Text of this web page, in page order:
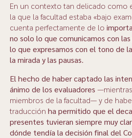
En un contexto tan delicado como
la que la facultad estaba «bajo
cuenta perfectamente de lo
no solo lo que comunicamos con
lo que expresamos con el tono de
la mirada y las pausas.
El hecho de haber captado las
ánimo de los evaluadores
miembros de la facultad— y de
traducción ha permitido que el
presentes tuvieran siempre muy
dónde tendía la decisión final del